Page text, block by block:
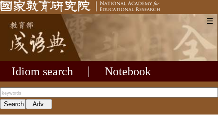
☰
Idiom search Notebook